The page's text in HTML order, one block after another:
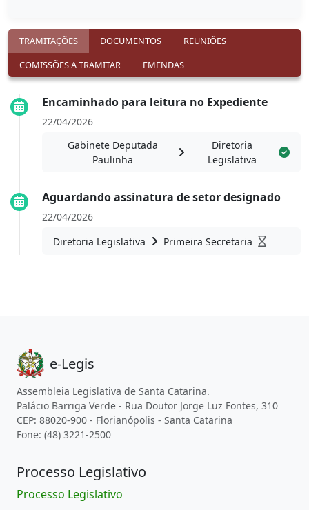
TRAMITAÇÕES DOCUMENTOS
REUNIÕES
COMISSÕES A TRAMITAR
EMENDAS
Encaminhado para leitura no Expediente
22/04/2026
Gabinete Deputada
Paulinha
Diretoria
Legislativa
Aguardando assinatura de setor designado
22/04/2026
Diretoria Legislativa
Primeira Secretaria
e-Legis
Assembleia Legislativa de Santa Catarina.
Palácio Barriga Verde - Rua Doutor Jorge Luz Fontes, 310
CEP: 88020-900 - Florianópolis - Santa Catarina
Fone: (48) 3221-2500
Processo Legislativo
Processo Legislativo